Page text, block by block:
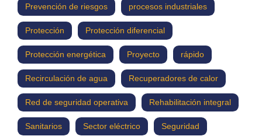
Prevención de riesgos procesos industriales
Protección Protección diferencial
Protección energética Proyecto rápido
Recirculación de agua Recuperadores de calor
Red de seguridad operativa Rehabilitación integral
Sanitarios Sector eléctrico Seguridad